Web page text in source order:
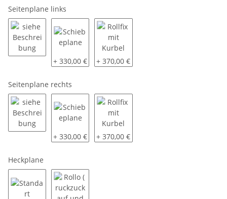
Seitenplane links
siehe Beschreibung
Schiebeplane
+ 330,00 € Rollfix mit Kurbel
+ 370,00 €
Seitenplane rechts
siehe Beschreibung
Schiebeplane
+ 330,00 € Rollfix mit Kurbel
+ 370,00 €
Heckplane